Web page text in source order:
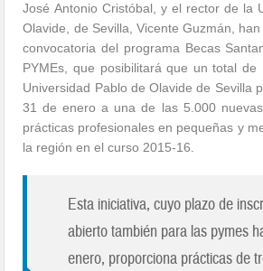
José Antonio Cristóbal, y el rector de la
Olavide, de Sevilla, Vicente Guzmán,
convocatoria del programa Becas
PYMEs, que posibilitará que un total de
Universidad Pablo de Olavide de Sevilla
31 de enero a una de las 5.000
prácticas profesionales en pequeñas y
la región en el curso 2015-16.
Esta iniciativa, cuyo plazo de
abierto también para las pymes
enero, proporciona prácticas de